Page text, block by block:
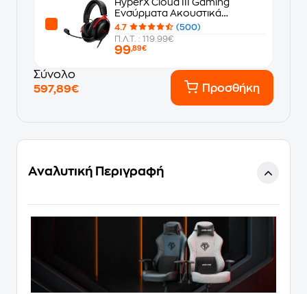
Ενσύρματα Ακουστικά
3.5mm/USB/USB Type-C -
Μαύρα/Κόκκινα
4.7
(500)
Π.Λ.Τ. : 119.99€
99,89€
Σύνολο
597,89€
Προσθήκη
Αναλυτική Περιγραφή